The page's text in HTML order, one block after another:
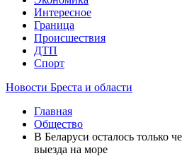
Интересное
Граница
Происшествия
ДТП
Спорт
Новости Бреста и области
Главная
Общество
В Беларуси осталось только
выезда на море